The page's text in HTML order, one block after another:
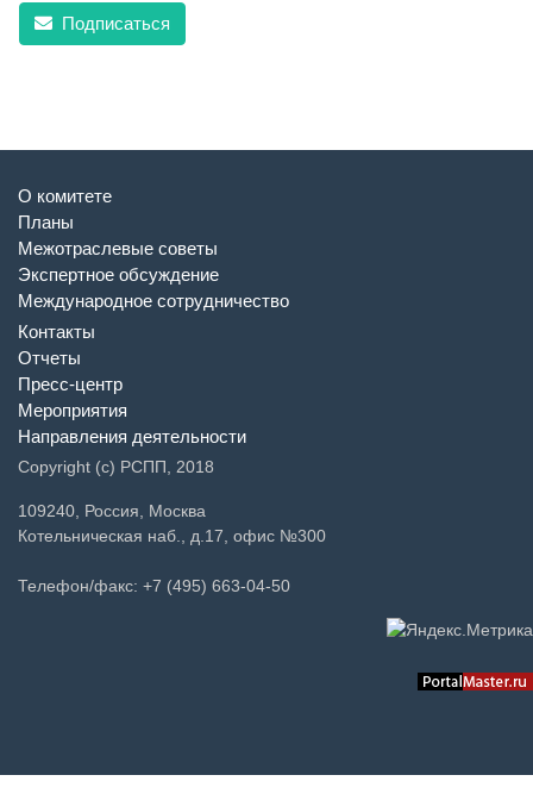
Подписаться
О комитете
Планы
Межотраслевые советы
Экспертное обсуждение
Международное сотрудничество
Контакты
Отчеты
Пресс-центр
Мероприятия
Направления деятельности
Copyright (c) РСПП, 2018
109240, Россия, Москва
Котельническая наб., д.17, офис №300
Телефон/факс: +7 (495) 663-04-50